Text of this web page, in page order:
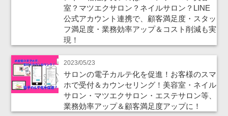
室？マツエクサロン？ネイルサロン？LINE
公式アカウント連携で、顧客満足度・スタッ
フ満足度・業務効率アップ＆コスト削減も実
現！
2023/05/23
サロンの電子カルテ化を促進！お客様のスマ
ホで受付＆カウンセリング！美容室・ネイル
サロン・マツエクサロン・エステサロン等、
業務効率アップ＆顧客満足度アップに！